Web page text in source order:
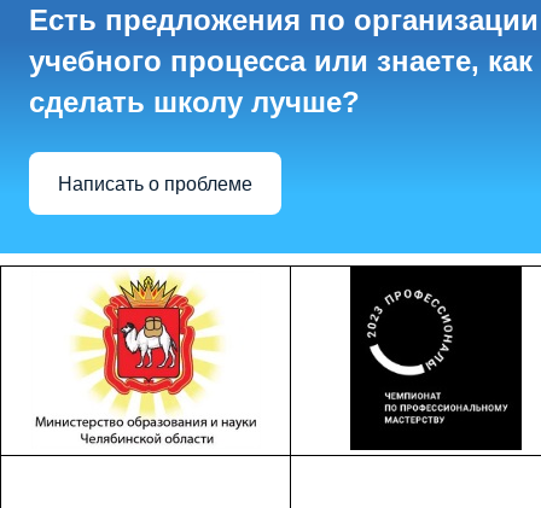
Есть предложения по организации
учебного процесса или знаете, как
сделать школу лучше?
Написать о проблеме